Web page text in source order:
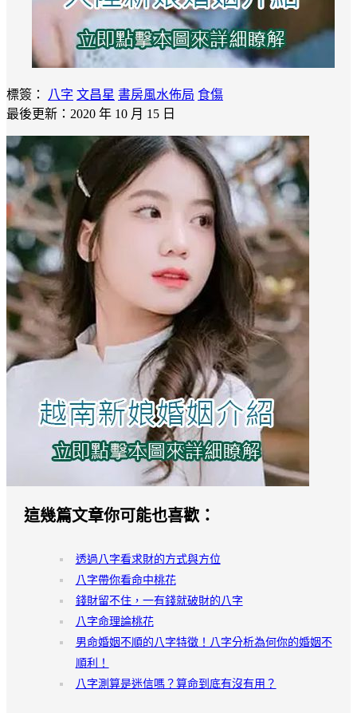
標簽： 八字 文昌星 書房風水佈局 食傷
最後更新：2020 年 10 月 15 日
這幾篇文章你可能也喜歡：
透過八字看求財的方式與方位
八字帶你看命中桃花
錢財留不住，一有錢就破財的八字
八字命理論桃花
男命婚姻不順的八字特徵！八字分析為何你的婚姻不
順利！
八字測算是迷信嗎？算命到底有沒有用？